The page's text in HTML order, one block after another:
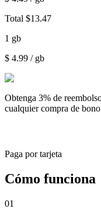
Total $13.47
1 gb
$ 4.99 / gb
Obtenga 3% de
cualquier compra de
Paga por tarjeta
Cómo funciona
01